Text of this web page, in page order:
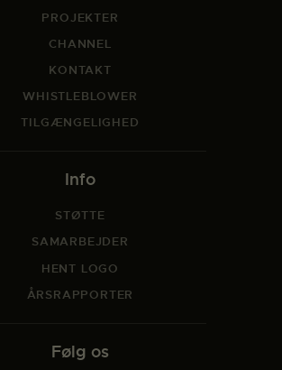
PROJEKTER
CHANNEL
KONTAKT
WHISTLEBLOWER
TILGÆNGELIGHED
Info
STØTTE
SAMARBEJDER
HENT LOGO
ÅRSRAPPORTER
Følg os